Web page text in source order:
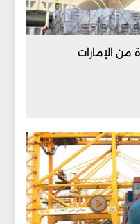
الإمارات